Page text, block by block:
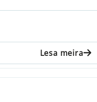
Lesa meira